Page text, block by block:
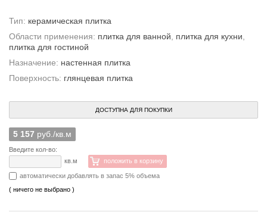
Тип: керамическая плитка
Области применения: плитка для ванной плитка для кухни
плитка для гостиной
Назначение: настенная плитка
Поверхность: глянцевая плитка
ДОСТУПНА ДЛЯ ПОКУПКИ
5 157 руб./кв.м
Введите кол-во:
кв.м
положить в корзину
автоматически добавлять в запас 5% объема
( ничего не выбрано )